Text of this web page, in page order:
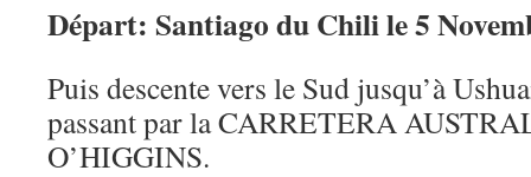
Départ: Santiago du Chili le 5
Puis descente vers le Sud jusqu’à
passant par la CARRETERA
O’HIGGINS.